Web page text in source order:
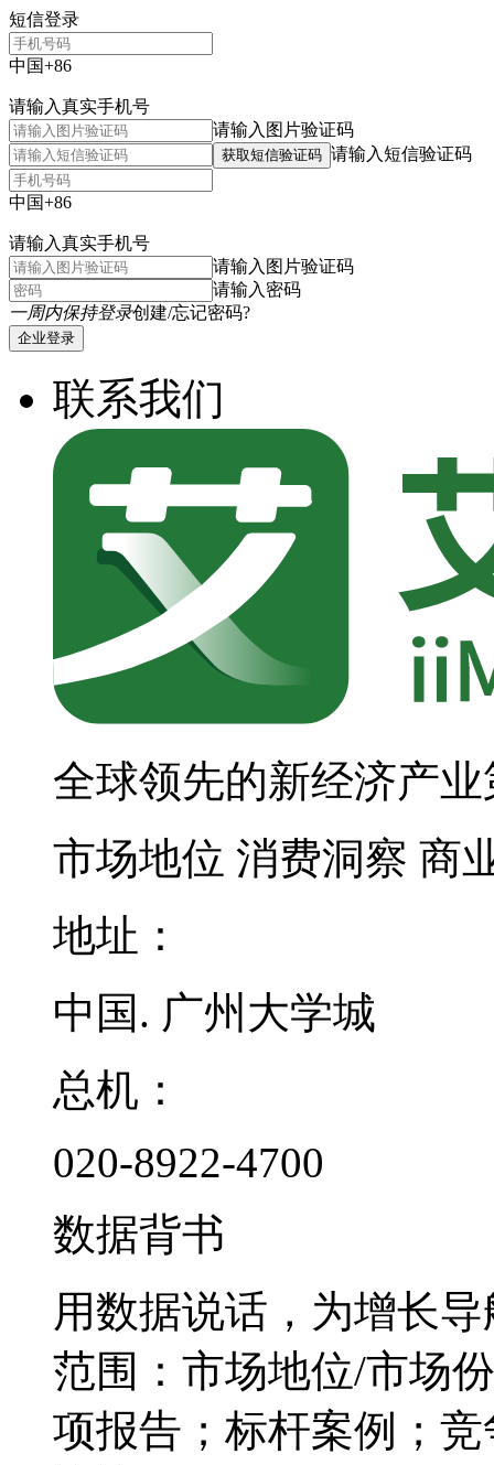
短信登录
中国+86
请输入真实手机号
请输入图片验证码
获取短信验证码 请输入短信验证码
中国+86
请输入真实手机号
请输入图片验证码
请输入密码
一周内保持登录创建/忘记密码?
企业登录
联系我们
全球领先的新经济产
市场地位 消费洞察 商
地址：
中国. 广州大学城
总机：
020-8922-4700
数据背书
用数据说话，为增长导
范围：市场地位/市场
项报告；标杆案例；